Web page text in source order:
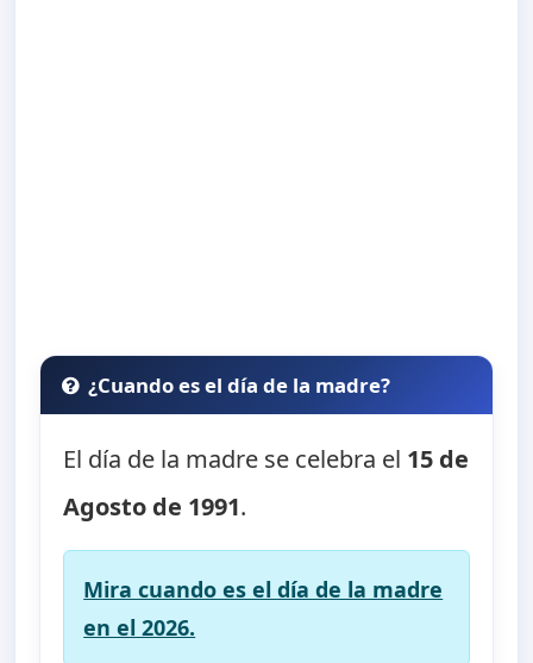
¿Cuando es el día de la madre?
El día de la madre se celebra el 15 de
Agosto de 1991.
Mira cuando es el día de la madre
en el 2026.